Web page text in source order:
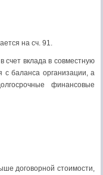
на сч. 91.
счет вклада в совместную
с баланса организации, а
финансовые
договорной стоимости,